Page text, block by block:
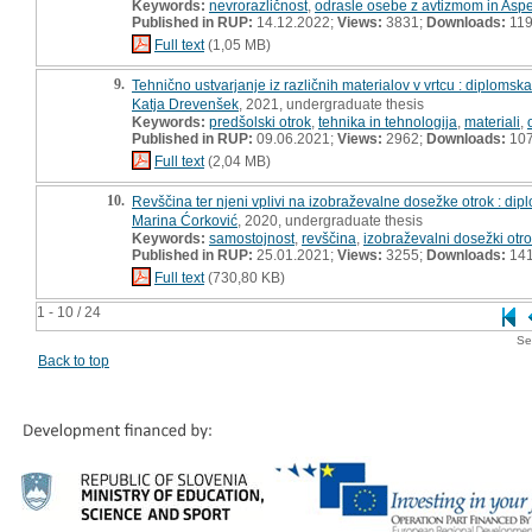
1 - 10 / 24
Keywords: nevrorazličnost, odrasle osebe z avtizmom in
Published in RUP: 14.12.2022; Views: 3831; Downloads: 119
Full text(1,05 MB)
9. Tehnično ustvarjanje iz različnih materialov v vrtcu :
Katja Drevenšek , 2021, undergraduate thesis
Keywords: predšolski otrok tehnika in tehnologija materiali
Published in RUP: 09.06.2021; Views: 2962; Downloads:
Full text(2,04 MB)
10. Revščina ter njeni vplivi na izobraževalne dosežke otrok :
Marina Ćorković , 2020, undergraduate thesis
Keywords: samostojnost, revščina izobraževalni dosežki
Published in RUP: 25.01.2021; Views: 3255; Downloads:
Full text(730,80 KB)
Back to top